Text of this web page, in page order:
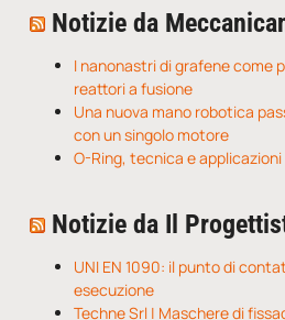
Notizie da
I nanonastri di grafene come
reattori a fusione
Una nuova mano robotica
con un singolo motore
O-Ring, tecnica e applicazioni
Notizie da Il
UNI EN 1090: il punto di
esecuzione
Techne Srl | Maschere di